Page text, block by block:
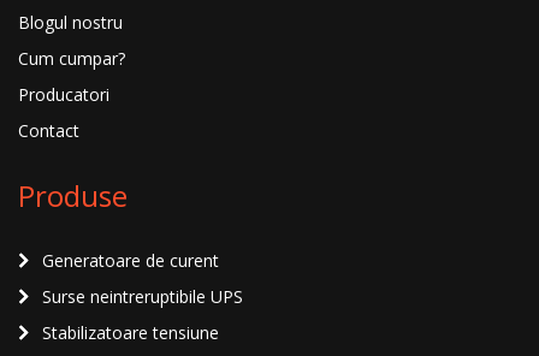
Blogul nostru
Cum cumpar?
Producatori
Contact
Produse
Generatoare de curent
Surse neintreruptibile UPS
Stabilizatoare tensiune